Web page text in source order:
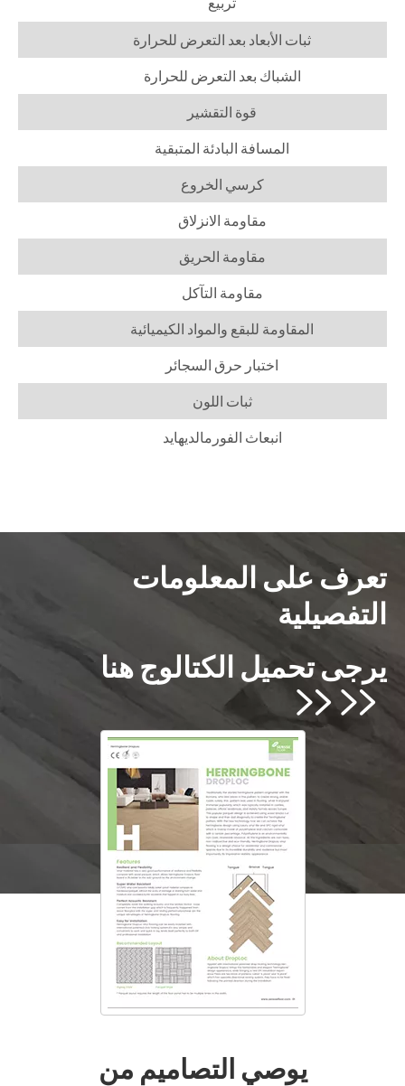
ثبات الأبعاد بعد التعرض للحرارة
الشباك بعد التعرض للحرارة
قوة التقشير
المسافة البادئة المتبقية
كرسي الخروع
مقاومة الانزلاق
مقاومة الحريق
مقاومة التآكل
المقاومة للبقع والمواد الكيميائية
اختبار حرق السجائر
ثبات اللون
انبعاث الفورمالديهايد
تعرف على المعلومات
التفصيلية
يرجى تحميل الكتالوج هنا

يوصي التصاميم من